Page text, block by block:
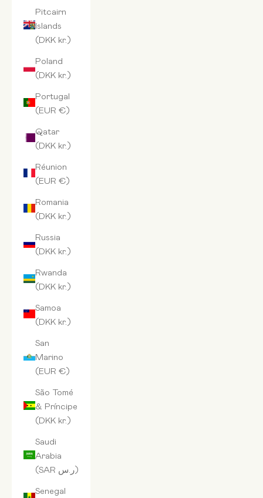
Pitcairn
Islands
(DKK kr.)
Poland
(DKK kr.)
Portugal
(EUR €)
Qatar
(DKK kr.)
Réunion
(EUR €)
Romania
(DKK kr.)
Russia
(DKK kr.)
Rwanda
(DKK kr.)
Samoa
(DKK kr.)
San
Marino
(EUR €)
São Tomé
& Príncipe
(DKK kr.)
Saudi
Arabia
(SAR ر.س)
Senegal